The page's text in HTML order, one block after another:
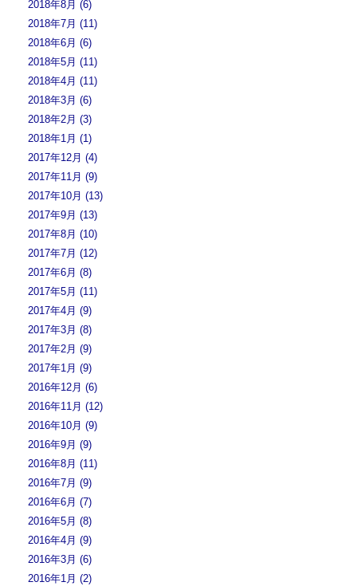
2018年8月 (6)
2018年7月 (11)
2018年6月 (6)
2018年5月 (11)
2018年4月 (11)
2018年3月 (6)
2018年2月 (3)
2018年1月 (1)
2017年12月 (4)
2017年11月 (9)
2017年10月 (13)
2017年9月 (13)
2017年8月 (10)
2017年7月 (12)
2017年6月 (8)
2017年5月 (11)
2017年4月 (9)
2017年3月 (8)
2017年2月 (9)
2017年1月 (9)
2016年12月 (6)
2016年11月 (12)
2016年10月 (9)
2016年9月 (9)
2016年8月 (11)
2016年7月 (9)
2016年6月 (7)
2016年5月 (8)
2016年4月 (9)
2016年3月 (6)
2016年1月 (2)